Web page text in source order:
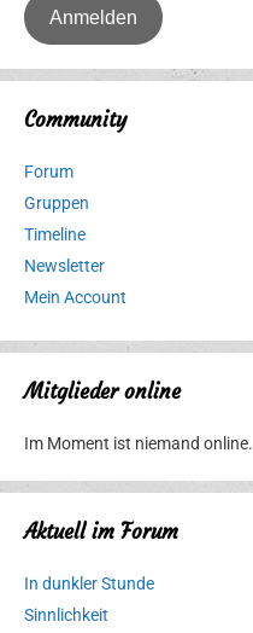
Community
Forum
Gruppen
Timeline
Newsletter
Mein Account
Mitglieder online
Im Moment ist niemand online.
Aktuell im Forum
In dunkler Stunde
Sinnlichkeit